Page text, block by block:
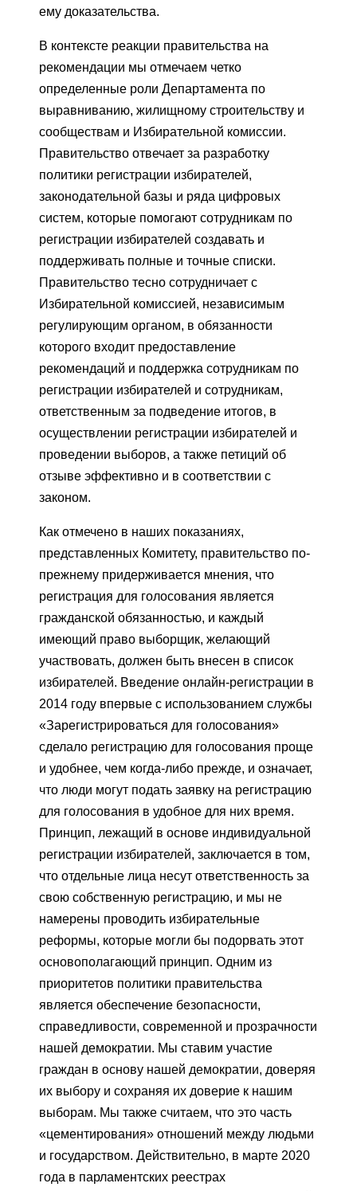
ему доказательства.
В контексте реакции правительства на
рекомендации мы отмечаем четко
определенные роли Департамента по
выравниванию, жилищному строительству и
сообществам и Избирательной комиссии.
Правительство отвечает за разработку
политики регистрации избирателей,
законодательной базы и ряда цифровых
систем, которые помогают сотрудникам по
регистрации избирателей создавать и
поддерживать полные и точные списки.
Правительство тесно сотрудничает с
Избирательной комиссией, независимым
регулирующим органом, в обязанности
которого входит предоставление
рекомендаций и поддержка сотрудникам по
регистрации избирателей и сотрудникам,
ответственным за подведение итогов, в
осуществлении регистрации избирателей и
проведении выборов, а также петиций об
отзыве эффективно и в соответствии с
законом.
Как отмечено в наших показаниях,
представленных Комитету, правительство по-
прежнему придерживается мнения, что
регистрация для голосования является
гражданской обязанностью, и каждый
имеющий право выборщик, желающий
участвовать, должен быть внесен в список
избирателей. Введение онлайн-регистрации в
2014 году впервые с использованием службы
«Зарегистрироваться для голосования»
сделало регистрацию для голосования проще
и удобнее, чем когда-либо прежде, и означает,
что люди могут подать заявку на регистрацию
для голосования в удобное для них время.
Принцип, лежащий в основе индивидуальной
регистрации избирателей, заключается в том,
что отдельные лица несут ответственность за
свою собственную регистрацию, и мы не
намерены проводить избирательные
реформы, которые могли бы подорвать этот
основополагающий принцип. Одним из
приоритетов политики правительства
является обеспечение безопасности,
справедливости, современной и прозрачности
нашей демократии. Мы ставим участие
граждан в основу нашей демократии, доверяя
их выбору и сохраняя их доверие к нашим
выборам. Мы также считаем, что это часть
«цементирования» отношений между людьми
и государством. Действительно, в марте 2020
года в парламентских реестрах